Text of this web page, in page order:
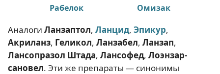
Рабелок Омизак
Аналоги Ланзаптол, Ланцид, Эпикур,
Акриланз, Геликол, Ланзабел, Ланзап,
Лансопразол Штада, Лансофед, Лоэнзар-
сановел. Эти же препараты — синонимы